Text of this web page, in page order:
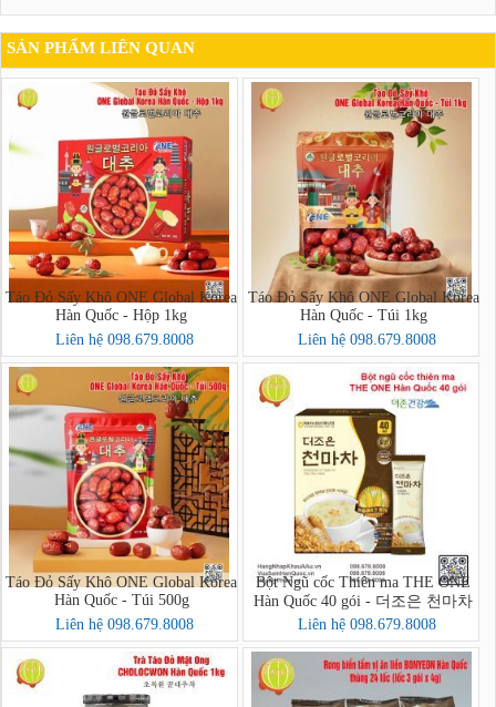
SẢN PHẨM LIÊN QUAN
Táo Đỏ Sấy Khô ONE Global Korea
Hàn Quốc - Hộp 1kg
Liên hệ 098.679.8008
Táo Đỏ Sấy Khô ONE Global Korea
Hàn Quốc - Túi 1kg
Liên hệ 098.679.8008
Táo Đỏ Sấy Khô ONE Global Korea
Hàn Quốc - Túi 500g
Liên hệ 098.679.8008
Bột Ngũ cốc Thiên ma THE ONE
Hàn Quốc 40 gói - 더조은 천마차
40포
Liên hệ 098.679.8008